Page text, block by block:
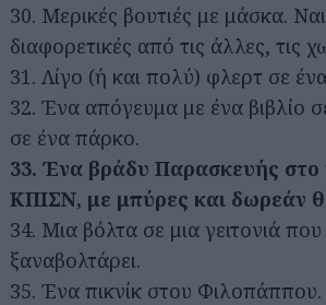
30. Μερικές βουτιές με μάσκα.
διαφορετικές από τις άλλες, τις
31. Λίγο (ή και πολύ) φλερτ σε
32. Ένα απόγευμα με ένα βιβλίο
σε ένα πάρκο.
33. Ένα βράδυ Παρασκευής στο
ΚΠΙΣΝ, με μπύρες και δωρεάν
34. Μια βόλτα σε μια γειτονιά που
ξαναβολτάρει.
35. Ένα πικνίκ στου Φιλοπάππου.